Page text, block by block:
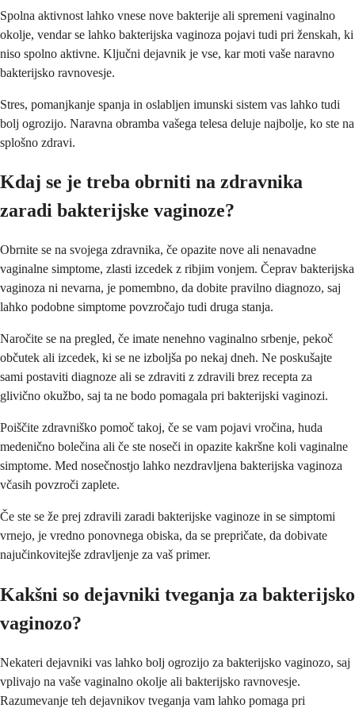
Spolna aktivnost lahko vnese nove bakterije ali spremeni vaginalno
okolje, vendar se lahko bakterijska vaginoza pojavi tudi pri ženskah, ki
niso spolno aktivne. Ključni dejavnik je vse, kar moti vaše naravno
bakterijsko ravnovesje.
Stres, pomanjkanje spanja in oslabljen imunski sistem vas lahko tudi
bolj ogrozijo. Naravna obramba vašega telesa deluje najbolje, ko ste na
splošno zdravi.
Kdaj se je treba obrniti na zdravnika
zaradi bakterijske vaginoze?
Obrnite se na svojega zdravnika, če opazite nove ali nenavadne
vaginalne simptome, zlasti izcedek z ribjim vonjem. Čeprav bakterijska
vaginoza ni nevarna, je pomembno, da dobite pravilno diagnozo, saj
lahko podobne simptome povzročajo tudi druga stanja.
Naročite se na pregled, če imate nenehno vaginalno srbenje, pekoč
občutek ali izcedek, ki se ne izboljša po nekaj dneh. Ne poskušajte
sami postaviti diagnoze ali se zdraviti z zdravili brez recepta za
glivično okužbo, saj ta ne bodo pomagala pri bakterijski vaginozi.
Poiščite zdravniško pomoč takoj, če se vam pojavi vročina, huda
medenično bolečina ali če ste noseči in opazite kakršne koli vaginalne
simptome. Med nosečnostjo lahko nezdravljena bakterijska vaginoza
včasih povzroči zaplete.
Če ste se že prej zdravili zaradi bakterijske vaginoze in se simptomi
vrnejo, je vredno ponovnega obiska, da se prepričate, da dobivate
najučinkovitejše zdravljenje za vaš primer.
Kakšni so dejavniki tveganja za bakterijsko
vaginozo?
Nekateri dejavniki vas lahko bolj ogrozijo za bakterijsko vaginozo, saj
vplivajo na vaše vaginalno okolje ali bakterijsko ravnovesje.
Razumevanje teh dejavnikov tveganja vam lahko pomaga pri